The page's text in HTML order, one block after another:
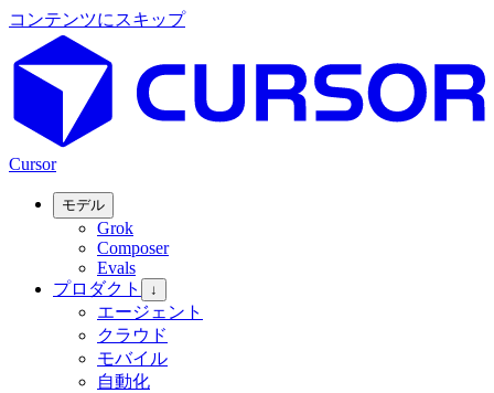
コンテンツにスキップ
Cursor
モデル
Grok
Composer
Evals
プロダクト
↓
エージェント
クラウド
モバイル
自動化